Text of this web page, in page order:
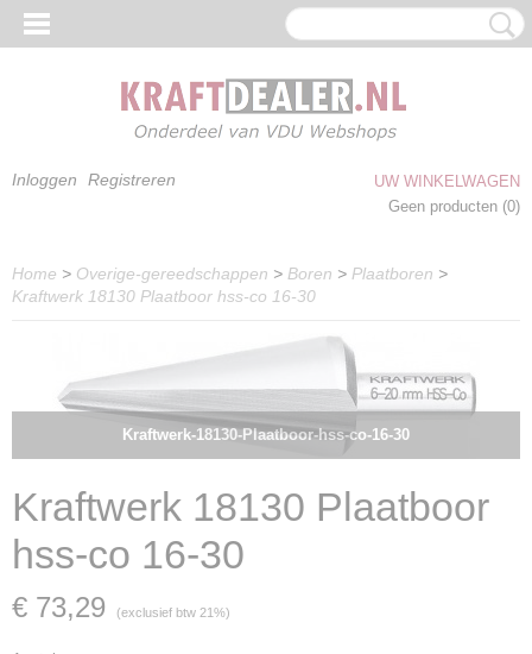
Inloggen Registreren
UW WINKELWAGEN
Geen producten (0)
Home > Overige-gereedschappen > Boren > Plaatboren >
Kraftwerk 18130 Plaatboor hss-co 16-30
Kraftwerk-18130-Plaatboor-hss-co-16-30
Kraftwerk 18130 Plaatboor
hss-co 16-30
€ 73,29 (exclusief btw 21%)